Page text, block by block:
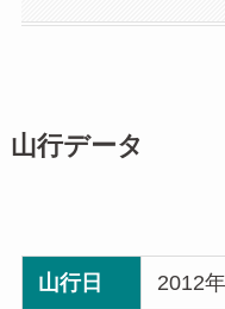
山行データ
山行日 2012